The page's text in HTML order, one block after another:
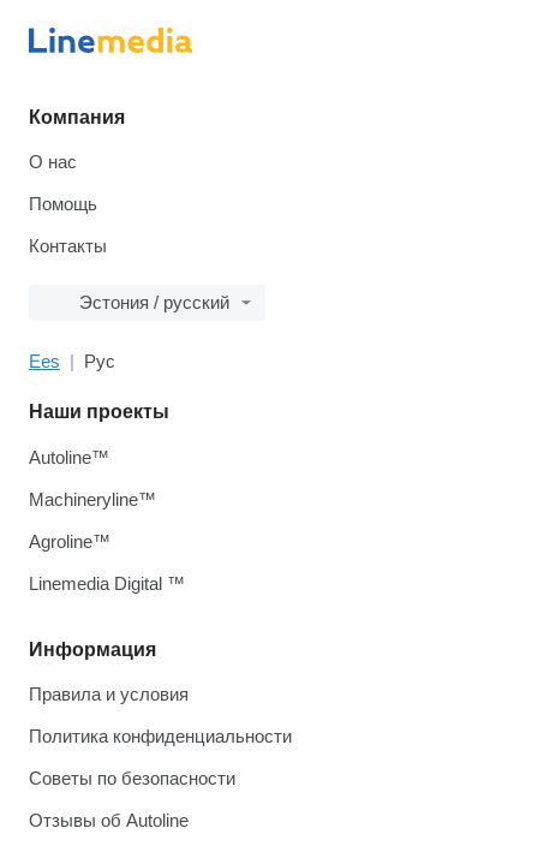
Компания
О нас
Помощь
Контакты
Эстония / русский
Ees Рус
Информация
Правила и условия
Политика конфиденциальности
Советы по безопасности
Отзывы об Autoline
Наши проекты
Autoline™
Machineryline™
Agroline™
Linemedia Digital ™